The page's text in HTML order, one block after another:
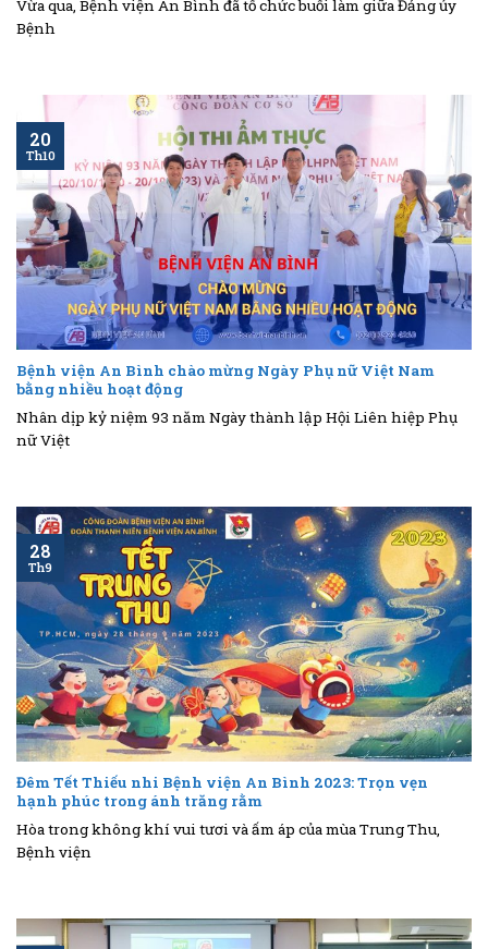
chi bộ trực thuộc.
Vừa qua, Bệnh viện An Bình đã tổ chức buổi làm giữa Đảng ủy
Bệnh
Bệnh viện An Bình chào mừng Ngày Phụ nữ Việt Nam
bằng nhiều hoạt động
Nhân dịp kỷ niệm 93 năm Ngày thành lập Hội Liên hiệp Phụ
nữ Việt
20
Th10
Đêm Tết Thiếu nhi Bệnh viện An Bình 2023: Trọn vẹn
hạnh phúc trong ánh trăng rằm
Hòa trong không khí vui tươi và ấm áp của mùa Trung Thu,
Bệnh viện
28
Th9